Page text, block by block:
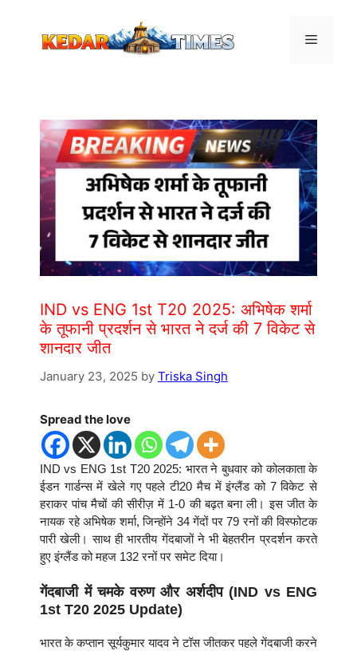
Menu
IND vs ENG 1st T20 2025: अभिषेक शर्मा
के तूफानी प्रदर्शन से भारत ने दर्ज की 7 विकेट से
शानदार जीत
January 23, 2025 by Triska Singh
Spread the love
IND vs ENG 1st T20 2025: भारत ने बुधवार को कोलकाता के
ईडन गार्डन्स में खेले गए पहले टी20 मैच में इंग्लैंड को 7 विकेट से
हराकर पांच मैचों की सीरीज़ में 1-0 की बढ़त बना ली। इस जीत के
नायक रहे अभिषेक शर्मा, जिन्होंने 34 गेंदों पर 79 रनों की विस्फोटक
पारी खेली। साथ ही भारतीय गेंदबाजों ने भी बेहतरीन प्रदर्शन करते
हुए इंग्लैंड को महज 132 रनों पर समेट दिया।
गेंदबाजी में चमके वरुण और अर्शदीप (IND vs ENG
1st T20 2025 Update)
भारत के कप्तान सूर्यकुमार यादव ने टॉस जीतकर पहले गेंदबाजी करने